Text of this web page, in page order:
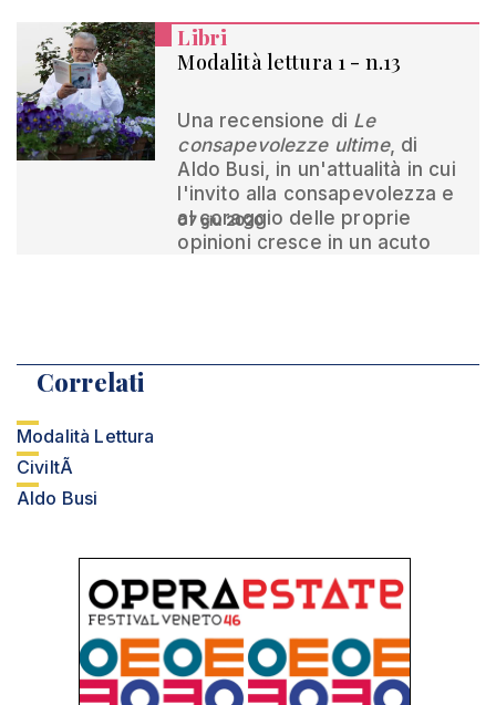
Libri
Modalità lettura 1 - n.13
Una recensione di Le
consapevolezze ultime, di
Aldo Busi, in un'attualità in cui
l'invito alla consapevolezza e
al coraggio delle proprie
opinioni cresce in un acuto
07 giu 2020
Correlati
Modalità Lettura
CiviltÃ
Aldo Busi